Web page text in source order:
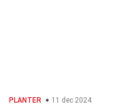
PLANTER 11 dec 2024